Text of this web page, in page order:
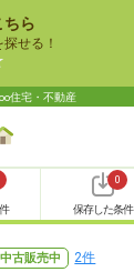
ちら
せる！
住宅・不動産
0
保存した条件
中古販売中 2件